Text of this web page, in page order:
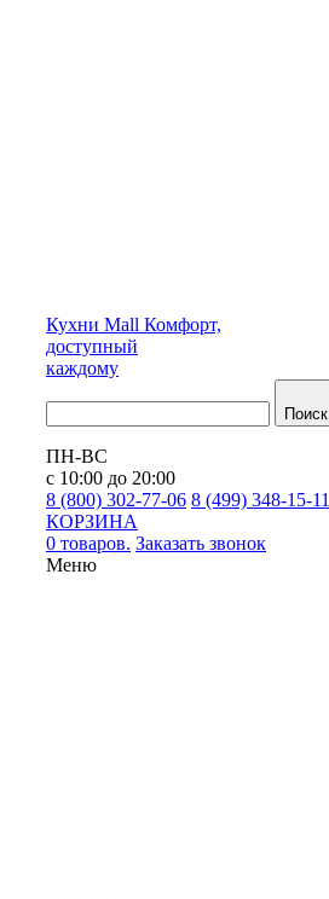
Кухни Mall Комфорт,
доступный
каждому
Поиск
ПН-ВС
с 10:00 до 20:00
8 (800) 302-77-06 8 (499) 348-15-11
КОРЗИНА
0 товаров. Заказать звонок
Меню